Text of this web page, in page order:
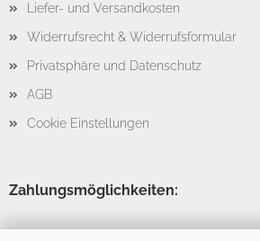
Liefer- und Versandkosten
Widerrufsrecht & Widerrufsformular
Privatsphäre und Datenschutz
AGB
Cookie Einstellungen
Zahlungsmöglichkeiten: